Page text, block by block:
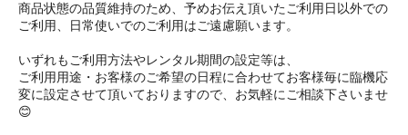
商品状態の品質維持のため、予めお伝え頂いたご利用日以外での
ご利用、日常使いでのご利用はご遠慮願います。
いずれもご利用方法やレンタル期間の設定等は、
ご利用用途・お客様のご希望の日程に合わせてお客様毎に臨機応
変に設定させて頂いておりますので、お気軽にご相談下さいませ
😊